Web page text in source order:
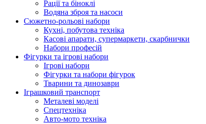
Рації та біноклі
Водяна зброя та насоси
Сюжетно-рольові набори
Кухні, побутова техніка
Касові апарати, супермаркети, скарбнички
Набори професій
Фігурки та ігрові набори
Ігрові набори
Фігурки та набори фігурок
Тварини та динозаври
Іграшковий транспорт
Металеві моделі
Спецтехніка
Авто-мото техніка